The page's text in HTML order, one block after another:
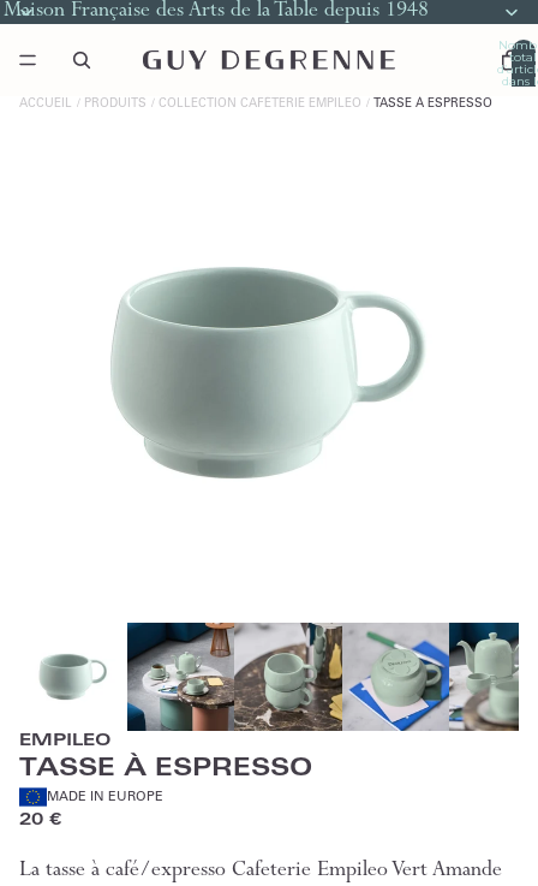
Maison Française des Arts de la Table depuis 1948
total
dans
ACCUEIL PRODUITS COLLECTION CAFÉTERIE EMPILEO TASSE À ESPRESSO
EMPILEO
TASSE À ESPRESSO
MADE IN EUROPE
20 €
La tasse à café/expresso Cafeterie Empileo Vert Amande